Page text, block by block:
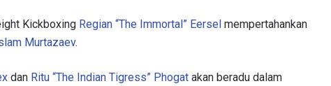
Kickboxing Regian “The Immortal” Eersel mempertahankan
Murtazaev.
dan Ritu “The Indian Tigress” Phogat akan beradu dalam